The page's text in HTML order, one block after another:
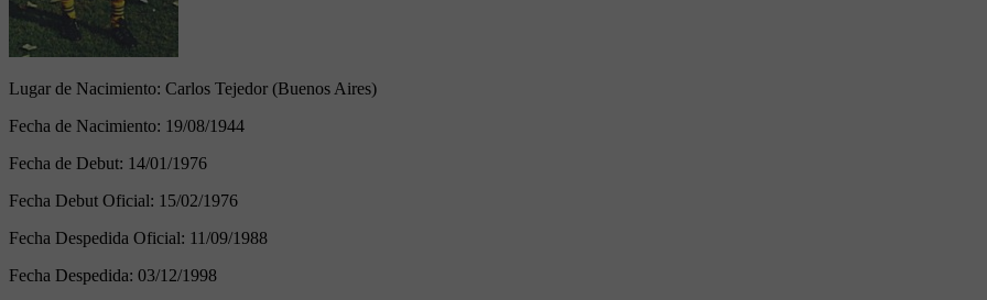
Lugar de Nacimiento: Carlos Tejedor (Buenos Aires)
Fecha de Nacimiento: 19/08/1944
Fecha de Debut: 14/01/1976
Fecha Debut Oficial: 15/02/1976
Fecha Despedida Oficial: 11/09/1988
Fecha Despedida: 03/12/1998